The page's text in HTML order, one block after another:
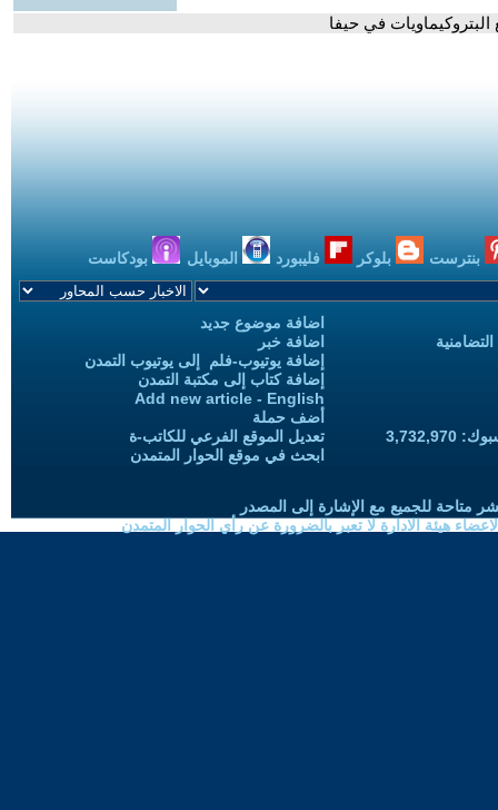
في حيفا
بنترست بلوكر فليبورد الموبايل بودكاست
اضافة موضوع جديد
اضافة خبر
إضافة يوتيوب-فلم إلى يوتيوب التمدن
إضافة كتاب إلى مكتبة التمدن
Add new article - English
أضف حملة
تعديل الموقع الفرعي للكاتب-ة
ابحث في موقع الحوار المتمدن
متاحة للجميع مع الإشارة إلى المصدر
هيئة الادارة لا تعبر بالضرورة عن رأي الحوار المتمدن